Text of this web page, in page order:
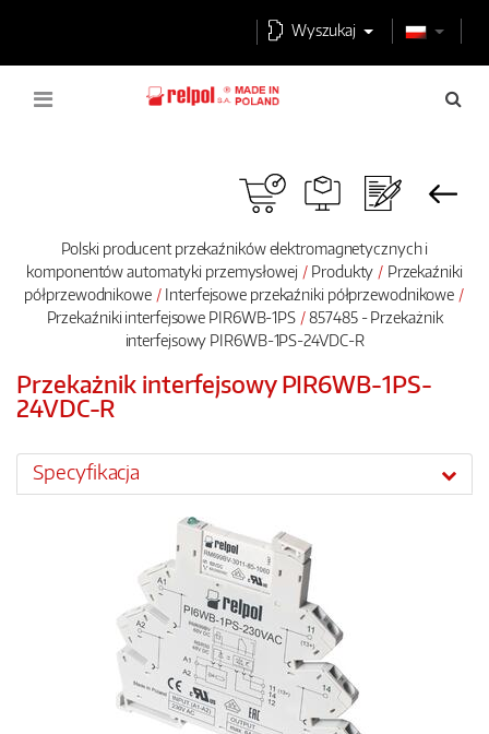
Wyszukaj
Polski producent przekaźników elektromagnetycznych i
komponentów automatyki przemysłowej
Produkty
Przekaźniki
półprzewodnikowe
Interfejsowe przekaźniki półprzewodnikowe
Przekaźniki interfejsowe PIR6WB-1PS
857485 - Przekażnik
interfejsowy PIR6WB-1PS-24VDC-R
Przekażnik interfejsowy PIR6WB-1PS-
24VDC-R
Specyfikacja